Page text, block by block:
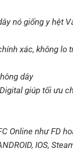
nó giống y hệt
xác, không lo
dây
giúp tối ưu
Online như FD
IOS,